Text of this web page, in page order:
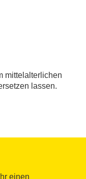
mittelalterlichen
lassen.
einen